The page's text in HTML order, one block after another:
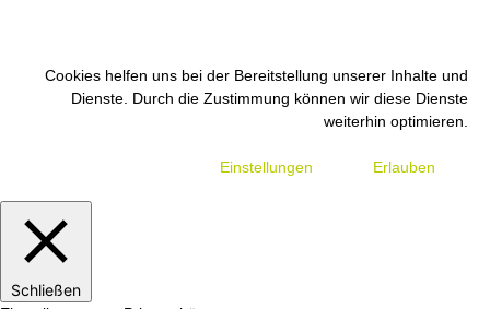
Cookies helfen uns bei der Bereitstellung unserer Inhalte und
Dienste. Durch die Zustimmung können wir diese Dienste
weiterhin optimieren.
Einstellungen Erlauben
Schließen